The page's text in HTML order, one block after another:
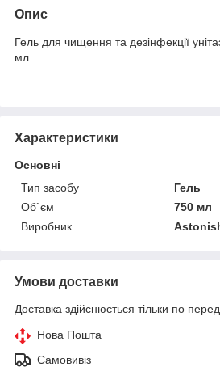
Опис
Гель для чищення та дезінфекції
мл
Характеристики
Основні
Тип засобу
Гель
Об`єм
750 мл
Виробник
Умови доставки
Доставка здійснюється тільки по
Нова Пошта
Самовивіз